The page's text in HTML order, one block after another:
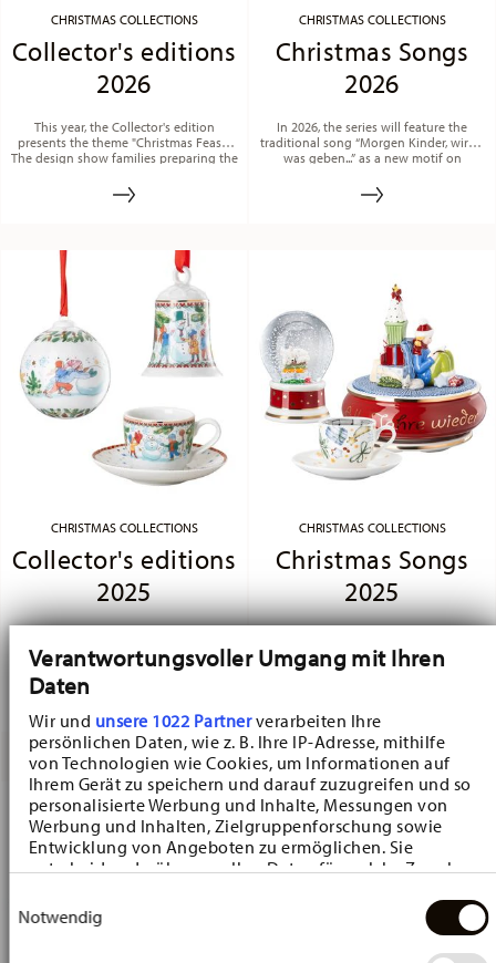
Verantwortungsvoller Umgang mit Ihren
Daten
Wir und unsere 1022 Partnerverarbeiten Ihre
persönlichen Daten, wie z. B. Ihre IP-Adresse, mithilfe
von Technologien wie Cookies, um Informationen auf
Ihrem Gerät zu speichern und darauf zuzugreifen und so
personalisierte Werbung und Inhalte, Messungen von
Werbung und Inhalten, Zielgruppenforschung sowie
Entwicklung von Angeboten zu ermöglichen. Sie
entscheiden darüber, wer Ihre Daten für welche Zwecke
Cookie-Erklärung oder durch Klicken auf das Privacy
Trigger Symbol ändern oder widerrufen
Notwendig
CHRISTMAS COLLECTIONS
Collector's editions
2026
This year, the Collector's edition
presents the theme "Christmas Feast".
The design show families preparing the
cutting out cookies to setting the table.
CHRISTMAS COLLECTIONS
Christmas Songs
2026
In 2026, the series will feature the
traditional song “Morgen Kinder, wird's
was geben...” as a new motif on
lyrics on the inside of the cup rims, the
filigree décor features mistletoe,
CHRISTMAS COLLECTIONS
Collector's editions
2025
theme "Christmas Fun." The cheerful
designs show children playing board
and card games, as well as building
snowmen and igloos.
CHRISTMAS COLLECTIONS
Christmas Songs
2025
wieder” (Every year again) is introduced
as a motif on porcelain. Alongside the
Star of Bethlehem, gifts, ribbons, and
pinecones in green, blue, yellow, and
red create a festive atmosphere.